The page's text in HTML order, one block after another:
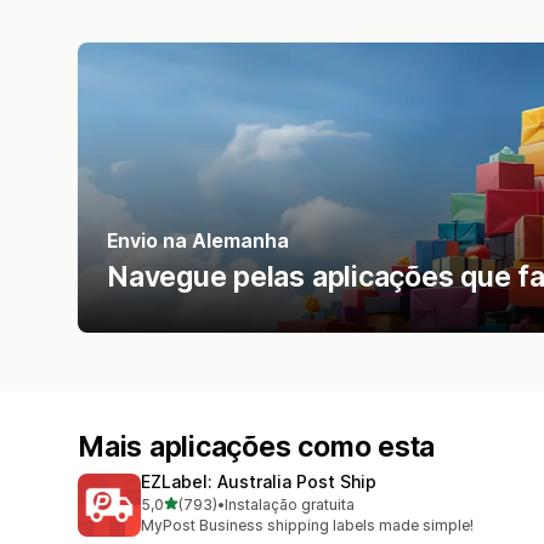
Envio na Alemanha
Navegue pelas aplicações que
Mais aplicações como esta
EZLabel: Australia Post Ship
5,0de 5 estrelas
(793)
793 total de avaliações
•Instalação gratuita
MyPost Business shipping labels made simple!